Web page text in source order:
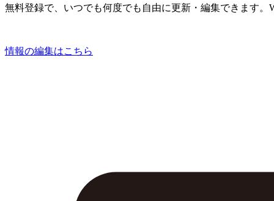
無料登録で、いつでも何度でも自由に更新・編集できます。
情報の編集はこちら